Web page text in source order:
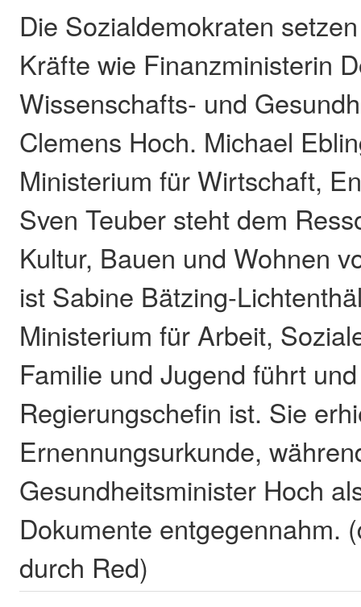
Die Sozialdemokraten
Kräfte wie Finanzministerin
Wissenschafts- und
Clemens Hoch. Michael
Ministerium für Wirtschaft,
Sven Teuber steht dem
Kultur, Bauen und Wohnen
ist Sabine Bätzing-
Ministerium für Arbeit,
Familie und Jugend führt
Regierungschefin ist. Sie
Ernennungsurkunde,
Gesundheitsminister Hoch
Dokumente entgegennahm.
durch Red)